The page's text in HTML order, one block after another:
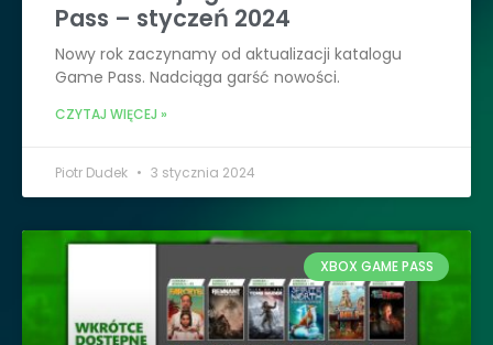
Pass – styczeń 2024
Nowy rok zaczynamy od aktualizacji katalogu
Game Pass. Nadciąga garść nowości.
CZYTAJ WIĘCEJ »
Piotr Dudek 3 stycznia 2024
XBOX GAME PASS